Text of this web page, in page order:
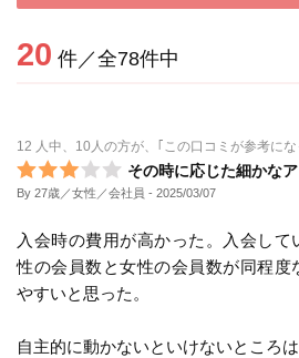
20 件／全78件中
12 人中、10人の方が、｢この口コミが参考にな
その時に応じた細かな
By 27歳／女性／会社員 - 2025/03/07
入会時の費用が高かった。入会して
性の会員数と女性の会員数が同程度
やすいと思った。
自主的に動かないといけないところは